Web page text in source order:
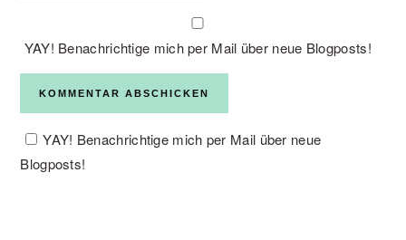
YAY! Benachrichtige mich per Mail über neue Blogposts!
YAY! Benachrichtige mich per Mail über neue
Blogposts!